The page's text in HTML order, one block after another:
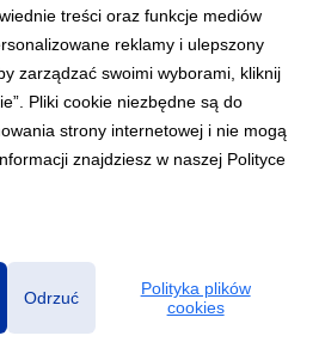
z pozytywną energią.
singlem „PROMISE” -
klimacie, z wyrazistym
od pierwszych sekund napędza cały
treści oraz funkcje mediów
reklamy i ulepszony
zarządzać swoimi wyborami, kliknij
Pliki cookie niezbędne są do
strony internetowej i nie mogą
znajdziesz w naszej Polityce
Odrzuć
Polityka plików
cookies